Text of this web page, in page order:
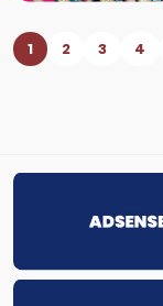
1 2 3 4